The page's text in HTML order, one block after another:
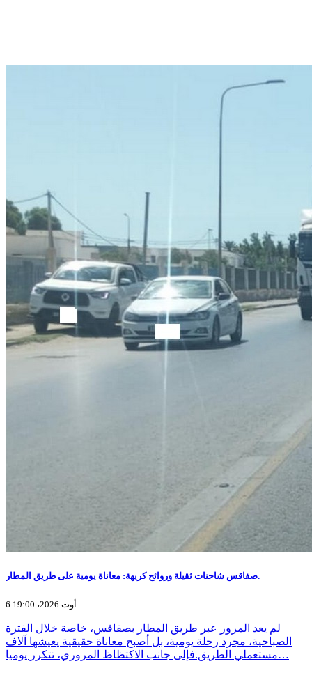
صفاقس شاحنات ثقيلة وروائح كريهة: معاناة يومية على طريق المطار.
6 أوت 2026، 19:00
لم يعد المرور عبر طريق المطار بصفاقس، خاصة خلال الفترة
الصباحية، مجرد رحلة يومية، بل أصبح معاناة حقيقية يعيشها آلاف
مستعملي الطريق.فإلى جانب الاكتظاظ المروري، تتكرر يوميا…